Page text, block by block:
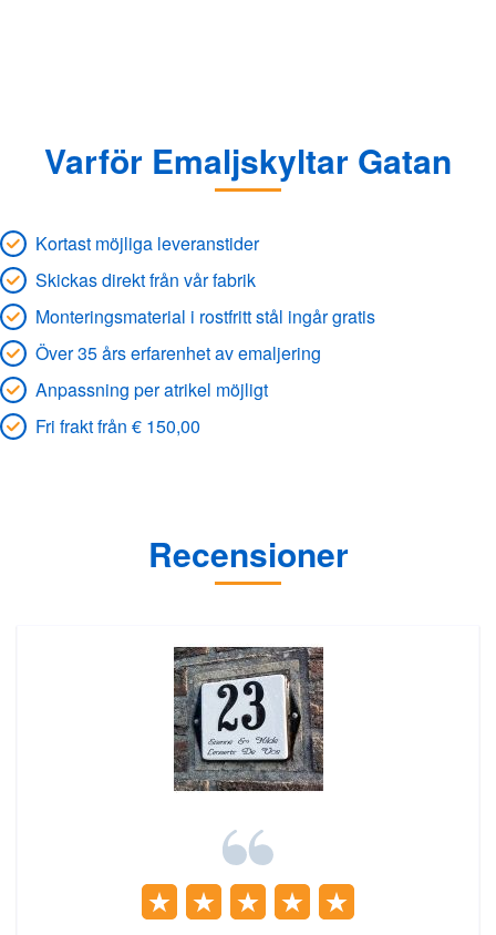
Varför Emaljskyltar Gatan
Kortast möjliga leveranstider
Skickas direkt från vår fabrik
Monteringsmaterial i rostfritt stål ingår gratis
Över 35 års erfarenhet av emaljering
Anpassning per atrikel möjligt
Fri frakt från € 150,00
Recensioner